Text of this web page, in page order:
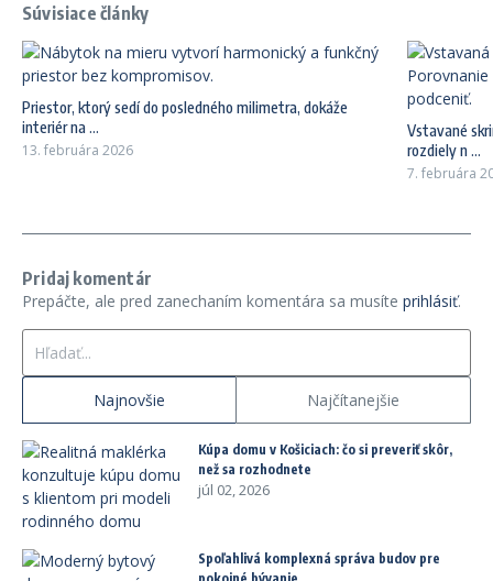
Súvisiace články
Priestor, ktorý sedí do posledného milimetra, dokáže
interiér na ...
13. februára 2026
Vstavané
rozdiely n ...
7. februára
Pridaj komentár
Prepáčte, ale pred zanechaním komentára sa musíte prihlásiť.
Najnovšie Najčítanejšie
Kúpa domu v Košiciach: čo si preveriť skôr,
než sa rozhodnete
júl 02, 2026
Spoľahlivá komplexná správa budov pre